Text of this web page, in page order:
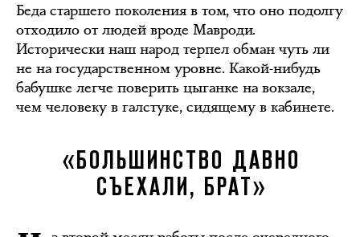
Беда старшего поколения в том, что оно подолгу
отходило от людей вроде Мавроди.
Исторически наш народ терпел обман чуть ли
не на государственном уровне. Какой-нибудь
бабушке легче поверить цыганке на вокзале,
чем человеку в галстуке, сидящему в кабинете.
«БОЛЬШИНСТВО ДАВНО
СЪЕХАЛИ, БРАТ»